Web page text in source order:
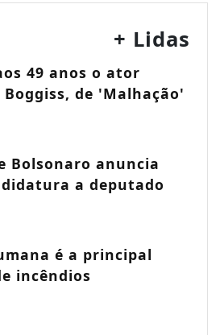
+ Lidas
49 anos o ator
Boggiss, de 'Malhação'
Bolsonaro anuncia
a deputado
é a principal
incêndios